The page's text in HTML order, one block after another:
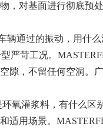
，对基面进行彻底预
辆通过的振动，用什么
严苛工况。
隙，不留任何空洞。
氧灌浆料，有什么区
适用场景。